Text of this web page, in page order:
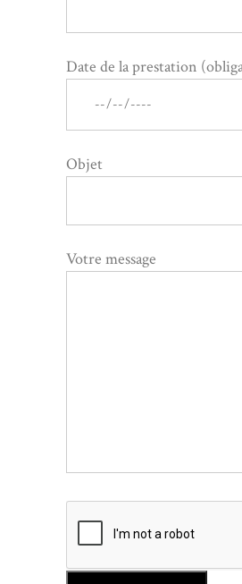
Date de la prestation
Objet
Votre message